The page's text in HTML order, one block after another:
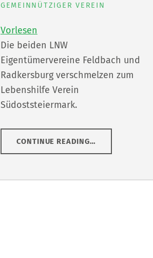
GEMEINNÜTZIGER VEREIN
Vorlesen
Die beiden LNW
Eigentümervereine Feldbach und
Radkersburg verschmelzen zum
Lebenshilfe Verein
Südoststeiermark.
CONTINUE READINGGEMEINNÜTZIGER
…